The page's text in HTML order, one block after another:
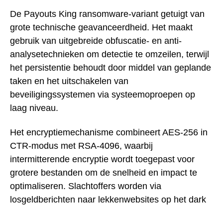
De Payouts King ransomware-variant getuigt van
grote technische geavanceerdheid. Het maakt
gebruik van uitgebreide obfuscatie- en anti-
analysetechnieken om detectie te omzeilen, terwijl
het persistentie behoudt door middel van geplande
taken en het uitschakelen van
beveiligingssystemen via systeemoproepen op
laag niveau.
Het encryptiemechanisme combineert AES-256 in
CTR-modus met RSA-4096, waarbij
intermitterende encryptie wordt toegepast voor
grotere bestanden om de snelheid en impact te
optimaliseren. Slachtoffers worden via
losgeldberichten naar lekkenwebsites op het dark